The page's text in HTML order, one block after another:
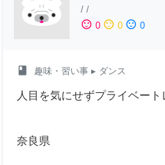
/ /
sentiment_satisfied 0 sentiment_neutral 0 sentiment_dissatisfied 0
class 趣味・習い事 ▸ ダンス
人目を気にせずプライベート
奈良県